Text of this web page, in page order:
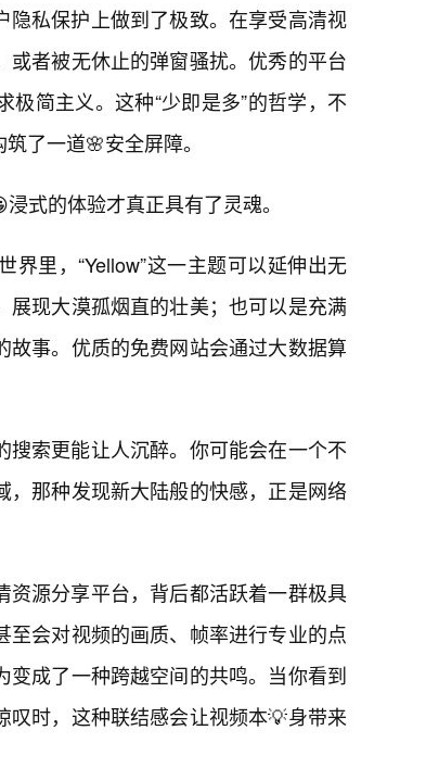
私保护上做到了极致。在享受高清视
者被无休止的弹窗骚扰。优秀的平台
简主义。这种“少即是多”的哲学，不
了一道🌸安全屏障。
式的体验才真正具有了灵魂。
里，“Yellow”这一主题可以延伸出无
现大漠孤烟直的壮美；也可以是充满
事。优质的免费网站会通过大数据算
索更能让人沉醉。你可能会在一个不
那种发现新大陆般的快感，正是网络
源分享平台，背后都活跃着一群极具
会对视频的画质、帧率进行专业的点
成了一种跨越空间的共鸣。当你看到
时，这种联结感会让视频本💡身带来